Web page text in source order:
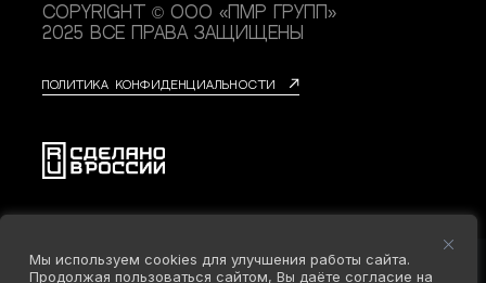
Мы используем cookies для улучшения работы сайта.
Продолжая пользоваться сайтом, Вы даёте согласие на
Copyright © ООО «ПМР групп»
2025 Все права защищены
Политика конфиденциальности